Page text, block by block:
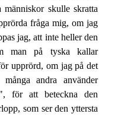
skulle skratta
fråga mig, om jag
jag, att inte heller den
man på tyska kallar
upprörd, om jag på det
andra använder
för att beteckna den
som ser den yttersta